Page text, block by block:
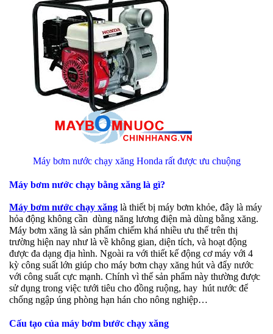
Máy bơm nước chạy xăng Honda rất được ưu chuộng
Máy bơm nước chạy bằng xăng là gì?
Máy bơm nước chạy xăng là thiết bị máy bơm khỏe, đây là máy
hỏa động không cần dùng năng lương điện mà dùng bằng xăng.
Máy bơm xăng là sản phẩm chiếm khá nhiều ưu thế trên thị
trường hiện nay như là về không gian, diện tích, và hoạt động
được đa dạng địa hình. Ngoài ra với thiết kế động cơ máy với 4
kỳ công suất lớn giúp cho máy bơm chạy xăng hút và đẩy nước
với công suất cực mạnh. Chính vì thế sản phẩm này thường được
sử dụng trong việc tưới tiêu cho đồng ruộng, hay hút nước để
chống ngập úng phòng hạn hán cho nông nghiệp…
Cấu tạo của máy bơm bước chạy xăng